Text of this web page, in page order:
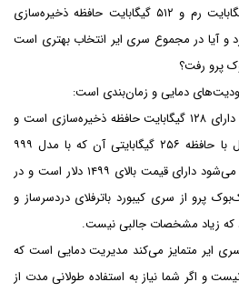
پردازنده سری Core i7 و ۱۶ گیگابایت رم و ۵۱۲ گیگابایت حافظه ذخیره‌سازی
و آیا در مجموع سری ایر انتخاب بهتری است
پرو رفت؟
دمایی و زمان‌بندی است:
مک‌بوک پرو ۱۳ اینچی مدل پایه دارای ۱۲۸ گیگابایت حافظه ذخیره‌سازی است و
قیمت ان ۱۲۹۹ دلار است و مدل با حافظه ۲۵۶ گیگابایتی آن که با مدل ۹۹۹
دلاری مک‌بوک ایر ۲۰۲۰ مقایسه می‌شود دارای قیمت بالای ۱۴۹۹ دلار است و در
پرو از سری کیبورد باترفلای دردسر‌ساز و
ایر متمایز می‌کند مدیریت دمایی است که
و اگر شما نیاز به استفاده طولانی مدت از